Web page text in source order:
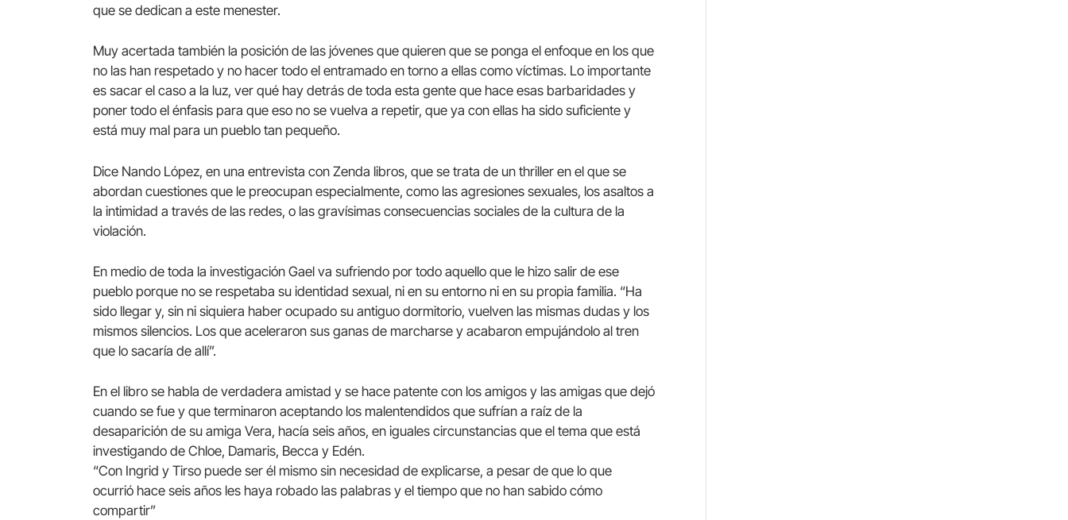
que se dedican a este menester.
Muy acertada también la posición de las jóvenes que quieren que se ponga el enfoque en los que
no las han respetado y no hacer todo el entramado en torno a ellas como víctimas. Lo importante
es sacar el caso a la luz, ver qué hay detrás de toda esta gente que hace esas barbaridades y
poner todo el énfasis para que eso no se vuelva a repetir, que ya con ellas ha sido suficiente y
está muy mal para un pueblo tan pequeño.
Dice Nando López, en una entrevista con Zenda libros, que se trata de un thriller en el que se
abordan cuestiones que le preocupan especialmente, como las agresiones sexuales, los asaltos a
la intimidad a través de las redes, o las gravísimas consecuencias sociales de la cultura de la
violación.
En medio de toda la investigación Gael va sufriendo por todo aquello que le hizo salir de ese
pueblo porque no se respetaba su identidad sexual, ni en su entorno ni en su propia familia. “Ha
sido llegar y, sin ni siquiera haber ocupado su antiguo dormitorio, vuelven las mismas dudas y los
mismos silencios. Los que aceleraron sus ganas de marcharse y acabaron empujándolo al tren
que lo sacaría de allí”.
En el libro se habla de verdadera amistad y se hace patente con los amigos y las amigas que dejó
cuando se fue y que terminaron aceptando los malentendidos que sufrían a raíz de la
desaparición de su amiga Vera, hacía seis años, en iguales circunstancias que el tema que está
investigando de Chloe, Damaris, Becca y Edén.
“Con Ingrid y Tirso puede ser él mismo sin necesidad de explicarse, a pesar de que lo que
ocurrió hace seis años les haya robado las palabras y el tiempo que no han sabido cómo
compartir”